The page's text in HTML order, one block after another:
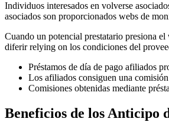
Individuos interesados en volverse
asociados son proporcionados webs de
Cuando un potencial prestatario presiona
diferir relying on los condiciones del
Préstamos de día de pago afiliados
Los afiliados consiguen una
Comisiones obtenidas mediante
Beneficios de los Anticipo